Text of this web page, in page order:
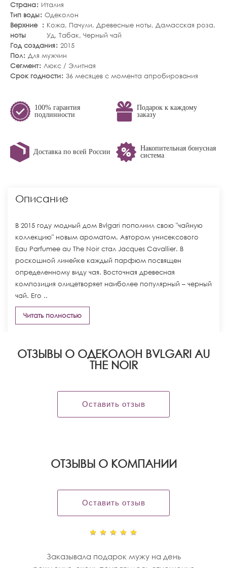
Страна
Италия
Тип воды Одеколон
Верхние
ноты
Кожа, Пачули, Древесные ноты, Дамасская роза,
Уд, Табак, Черный чай
Год создания 2015
Пол Для мужчин
Сегмент Люкс / Элитная
Срок годности 36 месяцев с момента апробирования
100% гарантия
подлинности
Подарок к каждому
заказу
Доставка по всей России
Накопительная бонусная
система
Описание
В 2015 году модный дом Bvlgari пополнил свою "чайную
коллекцию" новым ароматом. Автором унисексового
Eau Parfumee au The Noir стал Jacques Cavallier. В
роскошной линейке каждый парфюм посвящен
определенному виду чая. Восточная древесная
композиция олицетворяет наиболее популярный – черный
чай. Его ..
Читать полностью
ОТЗЫВЫ О ОДЕКОЛОН BVLGARI AU
THE NOIR
Оставить отзыв
OТЗЫВЫ О КОМПАНИИ
Оставить отзыв
Заказывала подарок мужу на день